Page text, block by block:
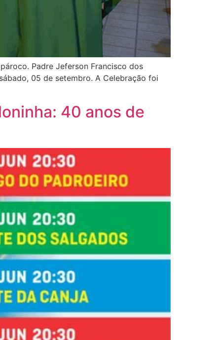
Padre Jeferson Francisco dos
05 de setembro. A Celebração foi
40 anos de